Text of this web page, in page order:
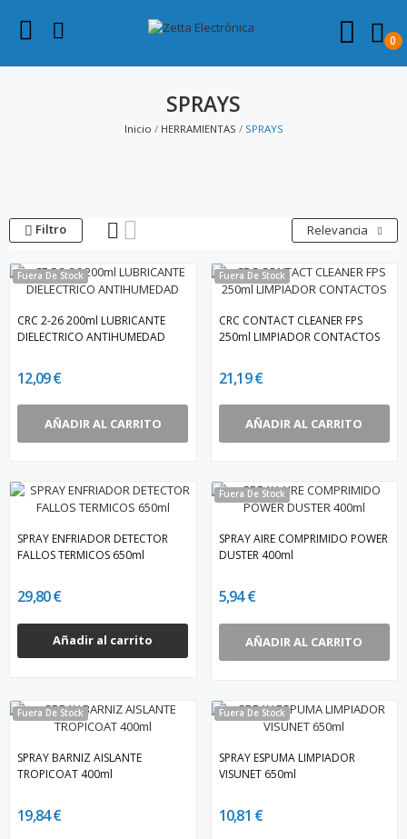
0
SPRAYS
Inicio HERRAMIENTAS SPRAYS
Filtro Relevancia
Fuera De Stock
CRC 2-26 200ml LUBRICANTE
DIELECTRICO ANTIHUMEDAD
12,09 €
AÑADIR AL CARRITO
Fuera De Stock
CRC CONTACT CLEANER FPS
250ml LIMPIADOR CONTACTOS
21,19 €
AÑADIR AL CARRITO
SPRAY ENFRIADOR DETECTOR
FALLOS TERMICOS 650ml
29,80 €
Añadir al carrito
Fuera De Stock
SPRAY AIRE COMPRIMIDO POWER
DUSTER 400ml
5,94 €
AÑADIR AL CARRITO
Fuera De Stock
SPRAY BARNIZ AISLANTE
TROPICOAT 400ml
19,84 €
Fuera De Stock
SPRAY ESPUMA LIMPIADOR
VISUNET 650ml
10,81 €